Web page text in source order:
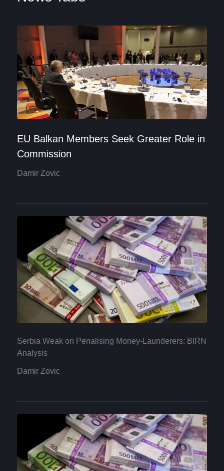
EU Balkan Members Seek Greater Role in
Commission
Damir Zovic
Serbia Weak on Penalising Money-Launderers: BIRN
Analysis
Damir Zovic